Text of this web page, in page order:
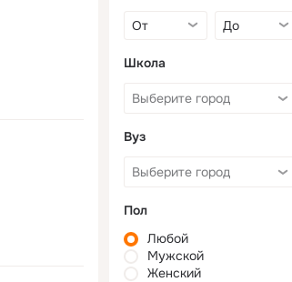
Школа
Вуз
Пол
Любой
Мужской
Женский